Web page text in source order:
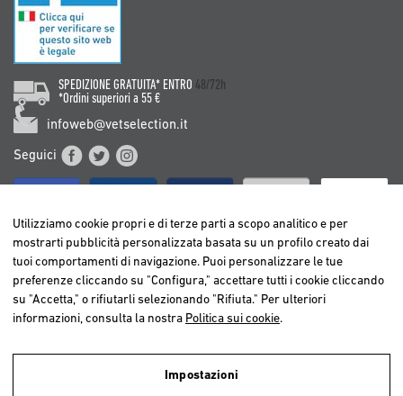
SPEDIZIONE GRATUITA* ENTRO 48/72h
*Ordini superiori a 55 €
infoweb@vetselection.it
Seguici
BELGIË / BELGIQUE
DEUTSCHLAND
ESPAÑA
ITALIA
Utilizziamo cookie propri e di terze parti a scopo analitico e per
mostrarti pubblicità personalizzata basata su un profilo creato dai
tuoi comportamenti di navigazione. Puoi personalizzare le tue
preferenze cliccando su "Configura," accettare tutti i cookie cliccando
su "Accetta," o rifiutarli selezionando "Rifiuta." Per ulteriori
informazioni, consulta la nostra Politica sui cookie.
Impostazioni